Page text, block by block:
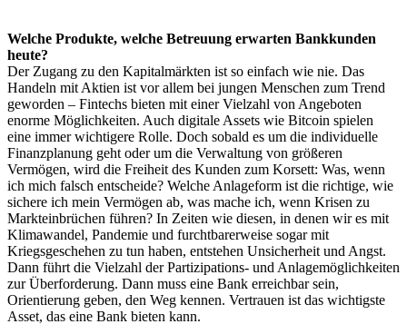
Welche Produkte, welche Betreuung erwarten Bankkunden
heute?
Der Zugang zu den Kapitalmärkten ist so einfach wie nie. Das
Handeln mit Aktien ist vor allem bei jungen Menschen zum Trend
geworden – Fintechs bieten mit einer Vielzahl von Angeboten
enorme Möglichkeiten. Auch digitale Assets wie Bitcoin spielen
eine immer wichtigere Rolle. Doch sobald es um die individuelle
Finanzplanung geht oder um die Verwaltung von größeren
Vermögen, wird die Freiheit des Kunden zum Korsett: Was, wenn
ich mich falsch entscheide? Welche Anlageform ist die richtige, wie
sichere ich mein Vermögen ab, was mache ich, wenn Krisen zu
Markteinbrüchen führen? In Zeiten wie diesen, in denen wir es mit
Klimawandel, Pandemie und furchtbarerweise sogar mit
Kriegsgeschehen zu tun haben, entstehen Unsicherheit und Angst.
Dann führt die Vielzahl der Partizipations- und Anlagemöglichkeiten
zur Überforderung. Dann muss eine Bank erreichbar sein,
Orientierung geben, den Weg kennen. Vertrauen ist das wichtigste
Asset, das eine Bank bieten kann.